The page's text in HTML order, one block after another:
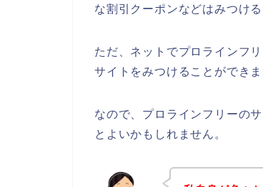
な割引クーポンなどはみつけ
ただ、ネットでプロラインフ
サイトをみつけることができ
なので、プロラインフリーの
とよいかもしれません。